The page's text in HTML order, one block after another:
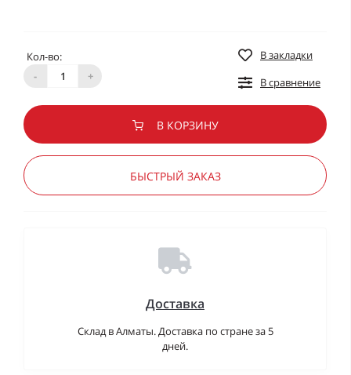
Кол-во:
-
+
В закладки
В сравнение
В КОРЗИНУ
БЫСТРЫЙ ЗАКАЗ
Доставка
Склад в Алматы. Доставка по стране за 5
дней.